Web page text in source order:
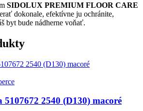
SIDOLUX PREMIUM FLOOR CARE
dokonale, efektívne ju ochránite,
byt bude nádherne voňať.
5107672 2540 (D130) macoré